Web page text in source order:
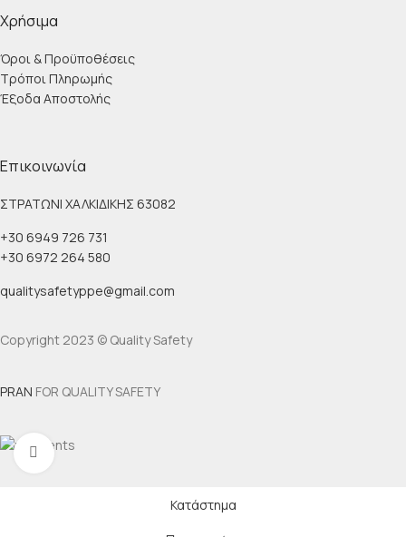
Κλικ για μεγέθυνση
Χρήσιμα
Όροι & Προϋποθέσεις
Τρόποι Πληρωμής
Έξοδα Αποστολής
Επικοινωνία
ΣΤΡΑΤΩΝΙ ΧΑΛΚΙΔΙΚΗΣ 63082
+30 6949 726 731
+30 6972 264 580
qualitysafetyppe@gmail.com
Copyright 2023 © Quality Safety
PRAN FOR QUALITY SAFETY
Κατάστημα